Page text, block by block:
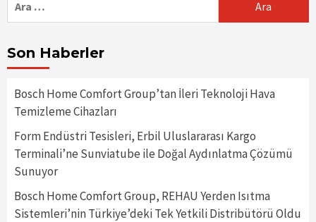
Son Haberler
Bosch Home Comfort Group’tan İleri Teknoloji Hava
Temizleme Cihazları
Form Endüstri Tesisleri, Erbil Uluslararası Kargo
Terminali’ne Sunviatube ile Doğal Aydınlatma Çözümü
Sunuyor
Bosch Home Comfort Group, REHAU Yerden Isıtma
Sistemleri’nin Türkiye’deki Tek Yetkili Distribütörü Oldu